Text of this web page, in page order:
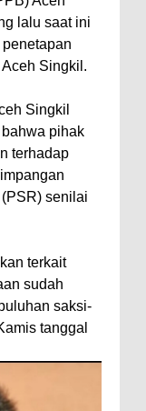
lalu saat ini
Singkil.
Singkil
pihak
terhadap
senilai
terkait
sudah
saksi-
tanggal